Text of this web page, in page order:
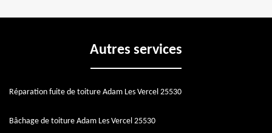
Autres services
Réparation fuite de toiture Adam Les Vercel 25530
Bâchage de toiture Adam Les Vercel 25530